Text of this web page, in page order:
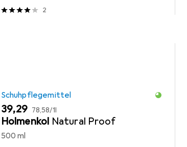
2
Schuhpflegemittel
EUR
39,29 EUR
78,58/1l
Holmenkol Natural Proof
500 ml